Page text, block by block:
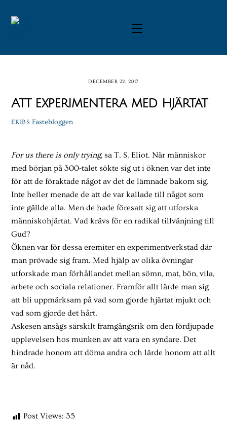
Menu
DECEMBER 22, 2017
Att experimentera med hjärtat
EKIBS Fastebloggen
For us there is only trying, sa T. S. Eliot. När människor
med början på 300-talet sökte sig ut i öknen var det inte
för att de föraktade något av det de lämnade bakom sig.
Inte heller menade de att de var kallade till något som
inte gällde alla. Men de hade föresatt sig att utforska
människohjärtat. Vad krävs för en radikal tillvänjning till
Gud?
Öknen var för dessa eremiter en experimentverkstad där
man prövade sig fram. Med hjälp av olika övningar
utforskade man förhållandet mellan sömn, mat, bön, vila,
arbete och sociala relationer. Framför allt lärde man sig
att bli uppmärksam på vad som gjorde hjärtat mjukt och
vad som gjorde det hårt.
Askesen ansågs särskilt framgångsrik om den fördjupade
upplevelsen hos munken av att vara en syndare. Det
hindrade honom att döma andra och lärde honom att allt
är nåd.
Post Views: 35